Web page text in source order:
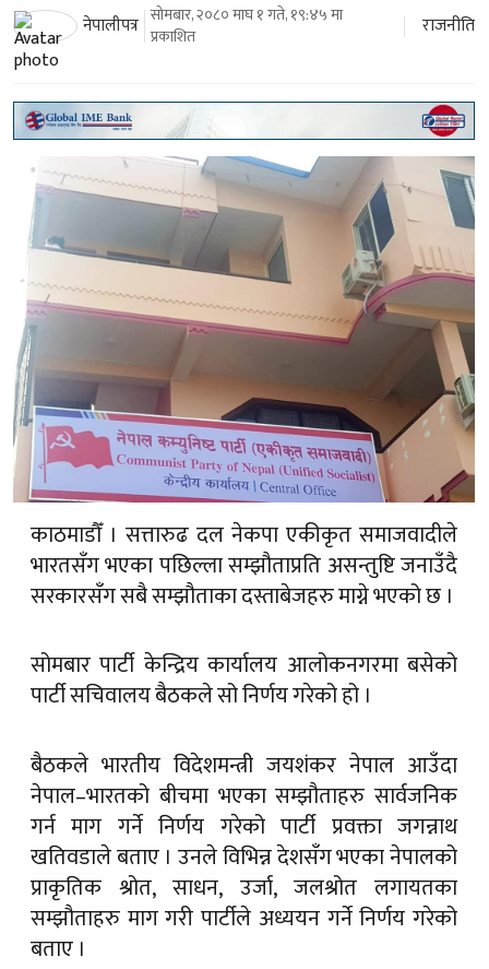
नेपालीपत्र सोमबार, २०८० माघ १ गते, १९:४५ मा
प्रकाशित
राजनीति
काठमाडौँ । सत्तारुढ दल नेकपा एकीकृत समाजवादीले
भारतसँग भएका पछिल्ला सम्झौताप्रति असन्तुष्टि जनाउँदै
सरकारसँग सबै सम्झौताका दस्ताबेजहरु माग्ने भएको छ ।
सोमबार पार्टी केन्द्रिय कार्यालय आलोकनगरमा बसेको
पार्टी सचिवालय बैठकले सो निर्णय गरेको हो ।
बैठकले भारतीय विदेशमन्त्री जयशंकर नेपाल आउँदा
नेपाल–भारतको बीचमा भएका सम्झौताहरु सार्वजनिक
गर्न माग गर्ने निर्णय गरेको पार्टी प्रवक्ता जगन्नाथ
खतिवडाले बताए । उनले विभिन्न देशसँग भएका नेपालको
प्राकृतिक श्रोत, साधन, उर्जा, जलश्रोत लगायतका
सम्झौताहरु माग गरी पार्टीले अध्ययन गर्ने निर्णय गरेको
बताए ।